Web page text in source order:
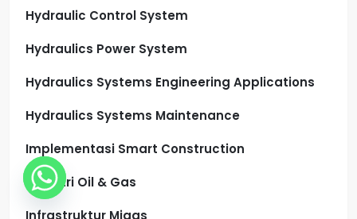
Hydraulic Control System
Hydraulics Power System
Hydraulics Systems Engineering Applications
Hydraulics Systems Maintenance
Implementasi Smart Construction
Industri Oil & Gas
Infrastruktur Migas